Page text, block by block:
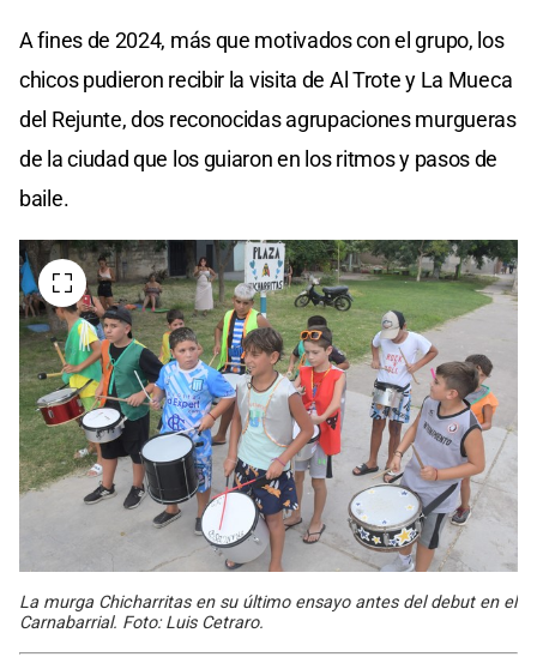
A fines de 2024, más que motivados con el grupo, los
chicos pudieron recibir la visita de Al Trote y La Mueca
del Rejunte, dos reconocidas agrupaciones murgueras
de la ciudad que los guiaron en los ritmos y pasos de
baile.
La murga Chicharritas en su último ensayo antes del debut en el
Carnabarrial. Foto: Luis Cetraro.